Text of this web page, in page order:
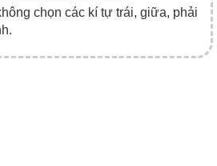
chọn các kí tự trái, giữa, phải